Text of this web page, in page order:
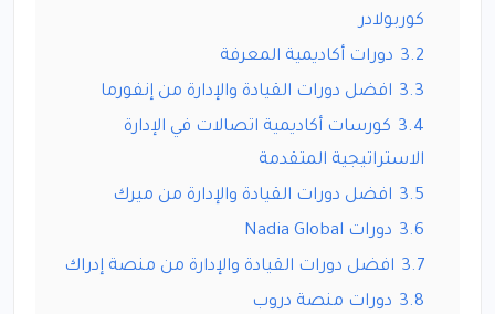
كوربولادر
3.2 دورات أكاديمية المعرفة
3.3 افضل دورات القيادة والإدارة من إنفورما
3.4 كورسات أكاديمية اتصالات في الإدارة
الاستراتيجية المتقدمة
3.5 افضل دورات القيادة والإدارة من ميرك
3.6 دورات Nadia Global
3.7 افضل دورات القيادة والإدارة من منصة إدراك
3.8 دورات منصة دروب